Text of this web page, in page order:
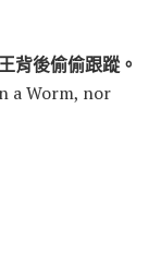
背後偷偷跟蹤。
a Worm, nor